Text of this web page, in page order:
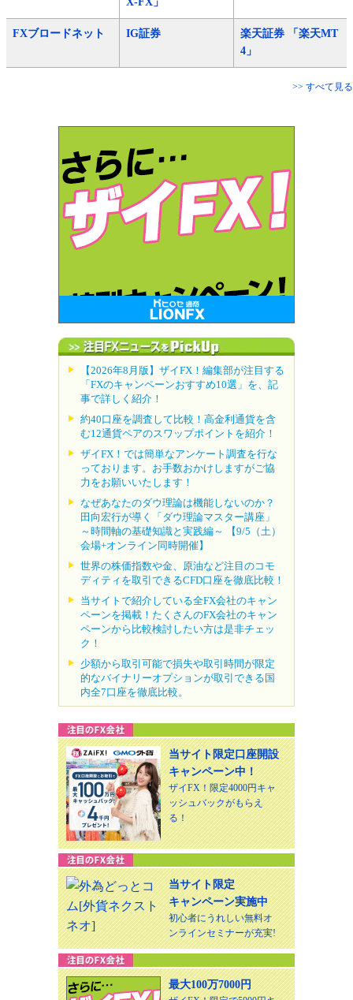
FXブロードネット IG証券
楽天証券 「楽天MT
4」
>> すべて見る
【2026年8月版】ザイFX！編集部が注目する
「FXのキャンペーンおすすめ10選」を、記
事で詳しく紹介！
約40口座を調査して比較！高金利通貨を含
む12通貨ペアのスワップポイントを紹介！
ザイFX！では簡単なアンケート調査を行な
っております。お手数おかけしますがご協
力をお願いいたします！
なぜあなたのダウ理論は機能しないのか？
田向宏行が導く「ダウ理論マスター講座」
～時間軸の基礎知識と実践編～ 【9/5（土）
会場+オンライン同時開催】
世界の株価指数や金、原油など注目のコモ
ディティを取引できるCFD口座を徹底比較！
当サイトで紹介している全FX会社のキャン
ペーンを掲載！たくさんのFX会社のキャン
ペーンから比較検討したい方は是非チェッ
ク！
少額から取引可能で損失や取引時間が限定
的なバイナリーオプションが取引できる国
内全7口座を徹底比較。
当サイト限定口座開設
キャンペーン中！
ザイFX！限定4000円キャ
ッシュバックがもらえ
る！
当サイト限定
キャンペーン実施中
初心者にうれしい無料オ
ンラインセミナーが充実!
最大100万7000円